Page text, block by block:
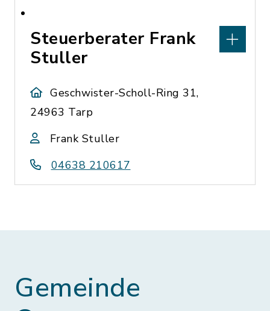
Steuerberater Frank
Stuller
Geschwister-Scholl-Ring 31,
24963 Tarp
Frank Stuller
04638 210617
Gemeinde